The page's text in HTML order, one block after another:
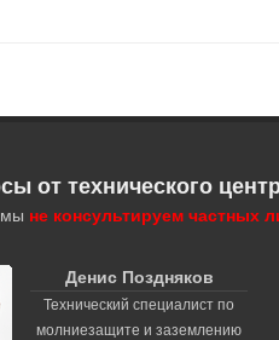
от технического
не консультируем частных
Денис Поздняков
Технический специалист по
молниезащите и заземлению